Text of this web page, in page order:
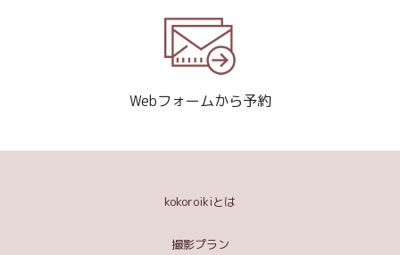
Webフォームから予約
kokoroikiとは
撮影プラン